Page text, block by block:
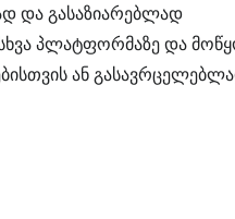
და გასაზიარებლად
პლატფორმაზე და
ან